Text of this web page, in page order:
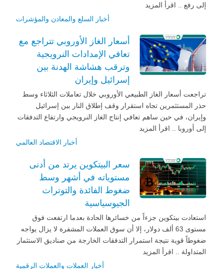
إلى رفع .. اقرأ المزيد
أخبار السلع والمعادن والمؤشرات
أسعار الغاز الأوروبي تتراجع مع
تعافي الإمدادات النرويجية
وترقب هشاشة الهدنة بين
إسرائيل وإيران
تراجعت أسعار الغاز الطبيعي الأوروبي خلال تعاملات الثلاثاء وسط
حذر المستثمرين تجاه استقرار وقف إطلاق النار بين إسرائيل
وإيران، في حين ساهم تعافي إنتاج الغاز النرويجي وارتفاع التدفقات
إلى أوروبا .. اقرأ المزيد
أخبار الاقتصاد العالمي
سعر البيتكوين يرتد من أدنى
مستوياته في أشهر وسط
ضغوط الفائدة والتوترات
الجيوسياسية
استعادت بيتكوين جزءاً من خسائرها الحادة بعدما ارتفعت فوق
مستوى 63 ألف دولار، إلا أن سوق العملات المشفرة لا يزال يواجه
ضغوطاً قوية نتيجة استمرار التدفقات الخارجة من صناديق الاستثمار
المتداولة .. اقرأ المزيد
أخبار العملات والعملات الرقمية